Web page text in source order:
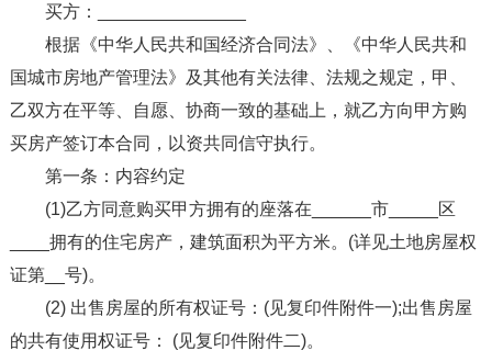
买方：_______________
根据《中华人民共和国经济合同法》、《中华人民共和
国城市房地产管理法》及其他有关法律、法规之规定，甲、
乙双方在平等、自愿、协商一致的基础上，就乙方向甲方购
买房产签订本合同，以资共同信守执行。
第一条：内容约定
(1)乙方同意购买甲方拥有的座落在______市_____区
____拥有的住宅房产，建筑面积为平方米。(详见土地房屋权
证第__号)。
(2) 出售房屋的所有权证号：(见复印件附件一);出售房屋
的共有使用权证号： (见复印件附件二)。